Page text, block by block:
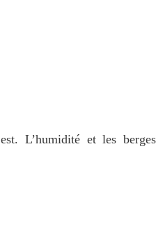
L’humidité et les berges